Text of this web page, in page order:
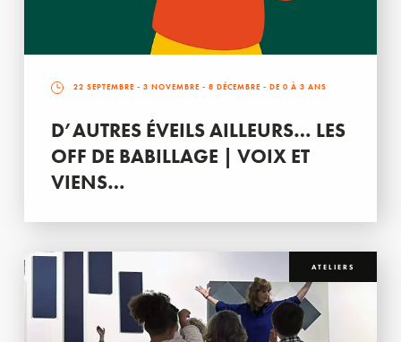
22 SEPTEMBRE - 3 NOVEMBRE - 8 DÉCEMBRE - DE 0 À 3 ANS
D’AUTRES ÉVEILS AILLEURS… LES
OFF DE BABILLAGE | VOIX ET
VIENS…
ATELIERS